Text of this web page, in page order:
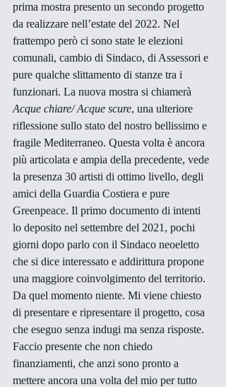
prima mostra presento un secondo progetto
da realizzare nell’estate del 2022. Nel
frattempo però ci sono state le elezioni
comunali, cambio di Sindaco, di Assessori e
pure qualche slittamento di stanze tra i
funzionari. La nuova mostra si chiamerà
Acque chiare/ Acque scure, una ulteriore
riflessione sullo stato del nostro bellissimo e
fragile Mediterraneo. Questa volta è ancora
più articolata e ampia della precedente, vede
la presenza 30 artisti di ottimo livello, degli
amici della Guardia Costiera e pure
Greenpeace. Il primo documento di intenti
lo deposito nel settembre del 2021, pochi
giorni dopo parlo con il Sindaco neoeletto
che si dice interessato e addirittura propone
una maggiore coinvolgimento del territorio.
Da quel momento niente. Mi viene chiesto
di presentare e ripresentare il progetto, cosa
che eseguo senza indugi ma senza risposte.
Faccio presente che non chiedo
finanziamenti, che anzi sono pronto a
mettere ancora una volta del mio per tutto